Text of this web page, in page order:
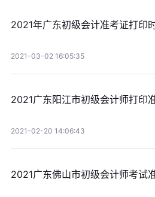
2021年广东初级会计准考证打印
2021-03-02 16:05:35
2021广东阳江市初级会计师打印
2021-02-20 14:06:43
2021广东佛山市初级会计师考试